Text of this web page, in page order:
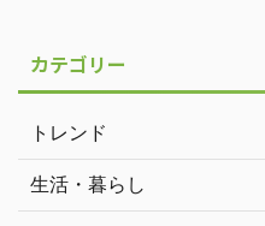
カテゴリー
トレンド
生活・暮らし